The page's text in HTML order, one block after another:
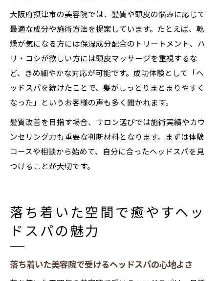
大阪府摂津市の美容院では、髪質や頭皮の悩みに応じて
最適な成分や施術方法を提案しています。たとえば、乾
燥が気になる方には保湿成分配合のトリートメント、ハ
リ・コシが欲しい方には頭皮マッサージを重視するな
ど、きめ細やかな対応が可能です。成功体験として「ヘ
ッドスパを続けたことで、髪がしっとりまとまりやすく
なった」というお客様の声も多く聞かれます。
髪質改善を目指す場合、サロン選びでは施術実績やカウ
ンセリング力も重要な判断材料となります。まずは体験
コースや相談から始めて、自分に合ったヘッドスパを見
つけることが大切です。
落ち着いた空間で癒やすヘッ
ドスパの魅力
落ち着いた美容院で受けるヘッドスパの心地よさ